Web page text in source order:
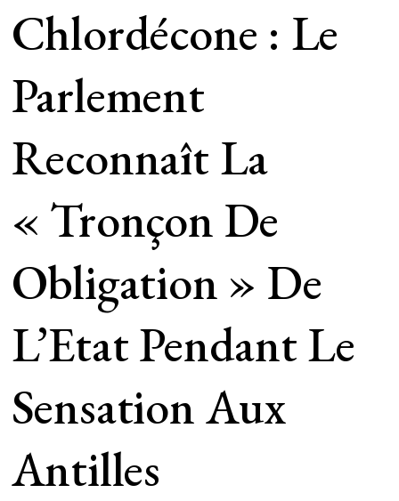
Chlordécone : Le
Parlement
Reconnaît La
« Tronçon De
Obligation » De
L’Etat Pendant Le
Sensation Aux
Antilles